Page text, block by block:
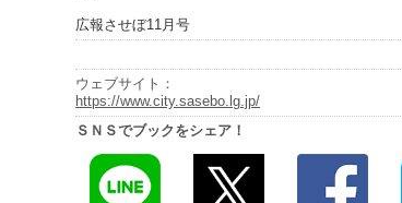
広報させぼ11月号
ウェブサイト：
https://www.city.sasebo.lg.jp/
ＳＮＳでブックをシェア！